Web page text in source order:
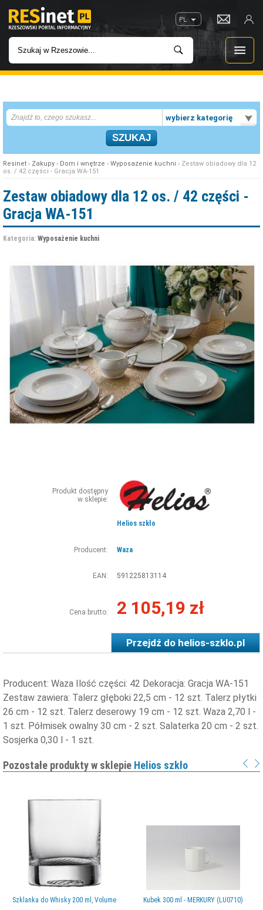
PL
INWESTYCJE
IMPREZY
W KINACH
ZDJĘCIA
W RZESZOWIE
wybierz kategorię
Resinet › Zakupy › Dom i wnętrze › Wyposażenie kuchni › Zestaw obiadowy dla 12
os. / 42 części - Gracja WA-151
Zestaw obiadowy dla 12 os. / 42 części -
Gracja WA-151
Kategoria: Wyposażenie kuchni
Produkt dostępny
w sklepie:
Helios szkło
Producent: Waza
EAN: 591225813114
Cena brutto: 2 105,19 zł
Przejdź dohelios-szklo.pl
Producent: Waza Ilość części: 42 Dekoracja: Gracja WA-151
Zestaw zawiera: Talerz głęboki 22,5 cm - 12 szt. Talerz płytki
26 cm - 12 szt. Talerz deserowy 19 cm - 12 szt. Waza 2,70 l -
1 szt. Półmisek owalny 30 cm - 2 szt. Salaterka 20 cm - 2 szt.
Sosjerka 0,30 l - 1 szt.
Pozostałe produkty w sklepie Helios szkło
Szklanka do Whisky 200 ml, Volume Kubek 300 ml - MERKURY (LU0710)